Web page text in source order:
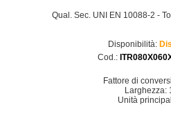
Qual. Sec. UNI EN 10088-2 -
Disponibilità:
Cod.:
Fattore di
Larghezza:
Unità